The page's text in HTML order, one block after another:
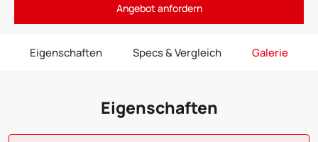
Angebot anfordern
Eigenschaften Specs & Vergleich Galerie
Eigenschaften